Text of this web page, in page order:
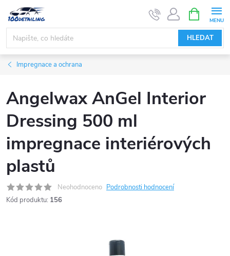
obsah
HLEDAT
NÁKUPNÍ
KOŠÍK
Impregnace a ochrana
Angelwax AnGel Interior
Dressing 500 ml
impregnace interiérových
plastů
Neohodnoceno Podrobnosti hodnocení
Kód produktu: 156